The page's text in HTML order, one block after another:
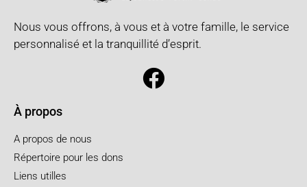
Nous vous offrons, à vous et à votre famille, le service
personnalisé et la tranquillité d’esprit.
À propos
A propos de nous
Répertoire pour les dons
Liens utilles